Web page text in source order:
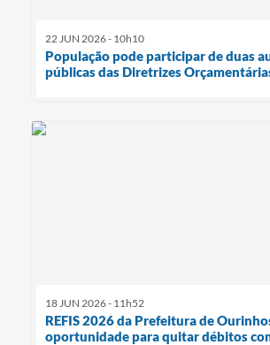
22 JUN 2026 - 10h10
População pode participar de duas
públicas das Diretrizes
18 JUN 2026 - 11h52
REFIS 2026 da Prefeitura de
oportunidade para quitar débitos